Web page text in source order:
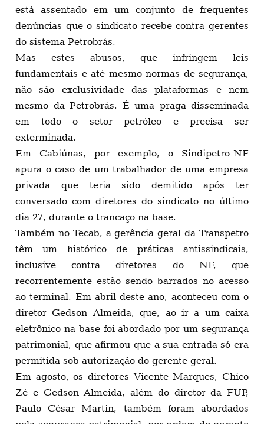
está assentado em um conjunto de frequentes
denúncias que o sindicato recebe contra gerentes
do sistema Petrobrás.
Mas estes abusos, que infringem leis
fundamentais e até mesmo normas de segurança,
não são exclusividade das plataformas e nem
mesmo da Petrobrás. É uma praga disseminada
em todo o setor petróleo e precisa ser
exterminada.
Em Cabiúnas, por exemplo, o Sindipetro-NF
apura o caso de um trabalhador de uma empresa
privada que teria sido demitido após ter
conversado com diretores do sindicato no último
dia 27, durante o trancaço na base.
Também no Tecab, a gerência geral da Transpetro
têm um histórico de práticas antissindicais,
inclusive contra diretores do NF, que
recorrentemente estão sendo barrados no acesso
ao terminal. Em abril deste ano, aconteceu com o
diretor Gedson Almeida, que, ao ir a um caixa
eletrônico na base foi abordado por um segurança
patrimonial, que afirmou que a sua entrada só era
permitida sob autorização do gerente geral.
Em agosto, os diretores Vicente Marques, Chico
Zé e Gedson Almeida, além do diretor da FUP,
Paulo César Martin, também foram abordados